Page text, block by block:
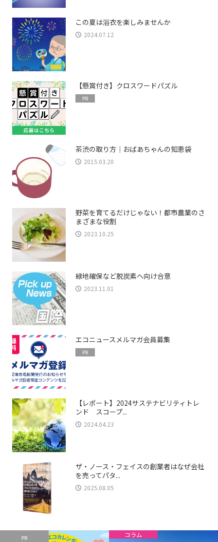
この夏は浴衣を楽しみませんか
2024.07.12
【懸賞付き】クロスワードパズル
PR
茶渋の取り方｜おばあちゃんの知恵袋
2015.03.20
野菜を育てるだけじゃない！都市農業のさ
まざまな役割
2023.10.25
緑地確保など脱炭素へ向け合意
2023.11.01
エコニュースメルマガ会員募集
PR
【レポート】2024サステナビリティトレ
ンド スコープ...
2024.04.23
ザ・ノース・フェイスの創業者はなぜ会社
を売ってパタ...
2025.08.05
PR コラム